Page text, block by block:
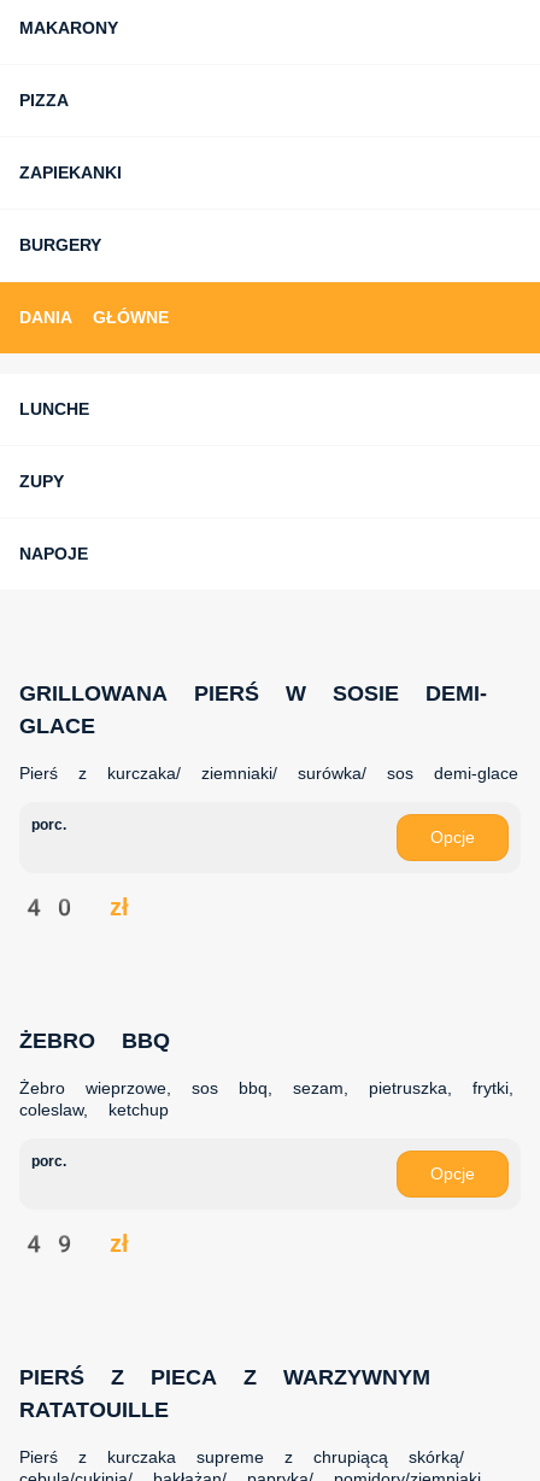
MAKARONY
PIZZA
ZAPIEKANKI
BURGERY
DANIA GŁÓWNE
LUNCHE
ZUPY
NAPOJE
GRILLOWANA PIERŚ W SOSIE DEMI-
GLACE
Pierś z kurczaka/ ziemniaki/ surówka/ sos demi-glace
porc.
Opcje
40 zł
ŻEBRO BBQ
Żebro wieprzowe, sos bbq, sezam, pietruszka, frytki,
coleslaw, ketchup
porc.
Opcje
49 zł
PIERŚ Z PIECA Z WARZYWNYM
RATATOUILLE
Pierś z kurczaka supreme z chrupiącą skórką/